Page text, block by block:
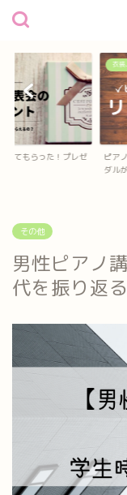
してもらった！プレゼ
衣装
ピア
ダル
その他
男性ピアノ
代を振り返る